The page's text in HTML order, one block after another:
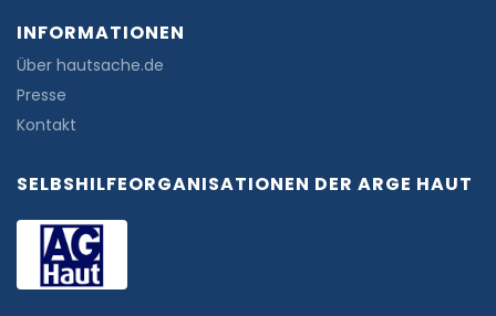
INFORMATIONEN
Über hautsache.de
Presse
Kontakt
SELBSHILFEORGANISATIONEN DER ARGE HAUT